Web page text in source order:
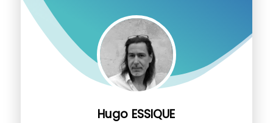
Hugo ESSIQUE